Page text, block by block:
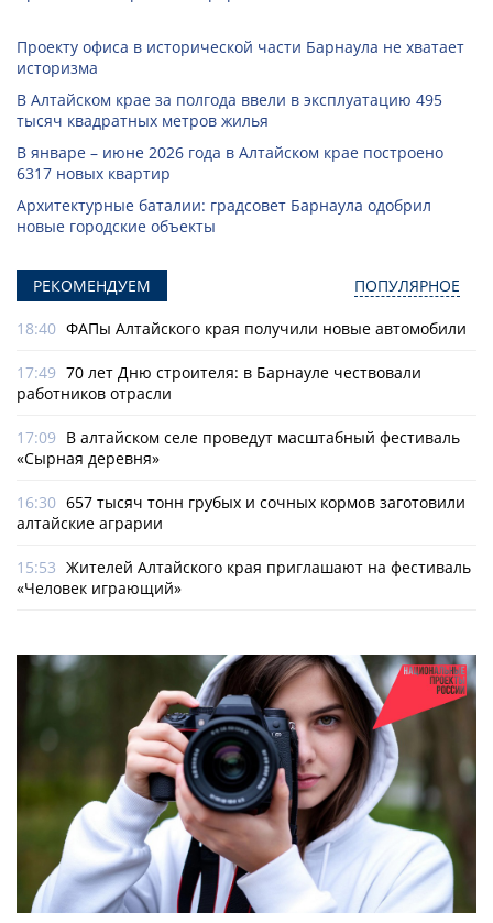
Проекту офиса в исторической части Барнаула не хватает
историзма
В Алтайском крае за полгода ввели в эксплуатацию 495
тысяч квадратных метров жилья
В январе – июне 2026 года в Алтайском крае построено
6317 новых квартир
Архитектурные баталии: градсовет Барнаула одобрил
новые городские объекты
РЕКОМЕНДУЕМ ПОПУЛЯРНОЕ
18:40 ФАПы Алтайского края получили новые автомобили
17:49 70 лет Дню строителя: в Барнауле чествовали
работников отрасли
17:09 В алтайском селе проведут масштабный фестиваль
«Сырная деревня»
16:30 657 тысяч тонн грубых и сочных кормов заготовили
алтайские аграрии
15:53 Жителей Алтайского края приглашают на фестиваль
«Человек играющий»